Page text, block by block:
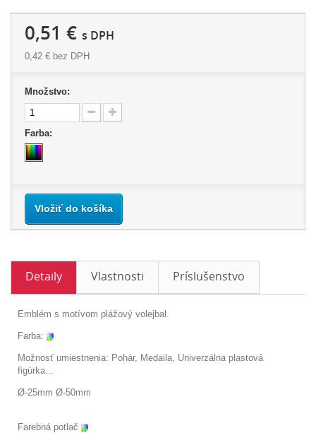
0,51 € s DPH
0,42 € bez DPH
Množstvo:
Farba:
Vložiť do košíka
Detaily Vlastnosti Príslušenstvo
Emblém s motívom plážový volejbal.
Farba:
Možnosť umiestnenia: Pohár, Medaila, Univerzálna plastová
figúrka...
Ø-25mm Ø-50mm
Farebná potlač